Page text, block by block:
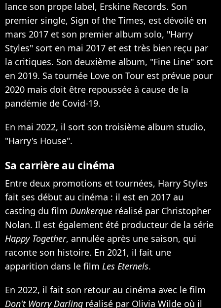
lance son prope label, Erskine Records. Son
premier single, Sign of the Times, est dévoilé en
mars 2017 et son premier album solo, "Harry
Styles" sort en mai 2017 et est très bien reçu par
la critiques. Son deuxième album, "Fine Line" sort
en 2019. Sa tournée Love on Tour est prévue pour
2020 mais doit être repoussée à cause de la
pandémie de Covid-19.
En mai 2022, il sort son troisième album studio,
"Harry's House".
Sa carrière au cinéma
Entre deux promotions et tournées, Harry Styles
fait ses début au cinéma : il est en 2017 au
casting du film Dunkerque réalisé par Christopher
Nolan. Il est également été producteur de la série
Happy Together, annulée après une saison, qui
raconte son histoire. En 2021, il fait une
apparition dans le film Les Eternels.
En 2022, il fait son retour au cinéma avec le film
Don't Worry Darling réalisé par Olivia Wilde où il